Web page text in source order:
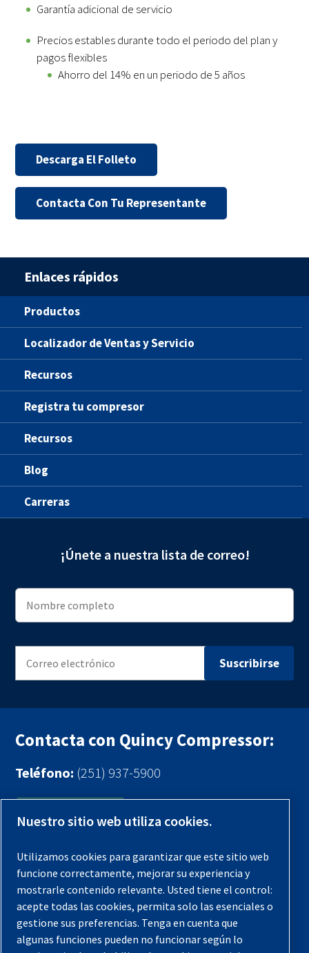
Garantía adicional de servicio
Precios estables durante todo el periodo del plan y
pagos flexibles
Ahorro del 14% en un periodo de 5 años
Descarga El Folleto
Contacta Con Tu Representante
Enlaces rápidos
Productos
Localizador de Ventas y Servicio
Recursos
Registra tu compresor
Recursos
Blog
Carreras
¡Únete a nuestra lista de correo!
Contacta con Quincy Compressor:
Teléfono: (251) 937-5900
Contáctenos
Registra tu compresor
Aviso legal
Garantías
Política de privacidad
Términos y Condiciones
Nuestro sitio web utiliza cookies.
Utilizamos cookies para garantizar que este sitio web
funcione correctamente, mejorar su experiencia y
mostrarle contenido relevante. Usted tiene el control:
acepte todas las cookies, permita solo las esenciales o
gestione sus preferencias. Tenga en cuenta que
algunas funciones pueden no funcionar según lo